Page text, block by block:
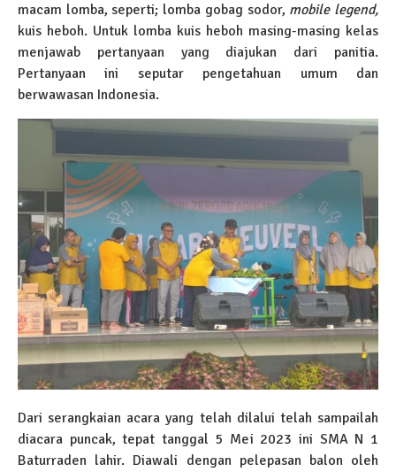
macam lomba, seperti; lomba gobag sodor, mobile legend,
kuis heboh. Untuk lomba kuis heboh masing-masing kelas
menjawab pertanyaan yang diajukan dari panitia.
Pertanyaan ini seputar pengetahuan umum dan
berwawasan Indonesia.
Dari serangkaian acara yang telah dilalui telah sampailah
diacara puncak, tepat tanggal 5 Mei 2023 ini SMA N 1
Baturraden lahir. Diawali dengan pelepasan balon oleh